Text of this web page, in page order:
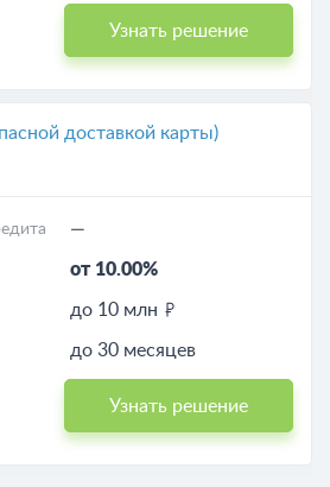
Узнать решение
доставкой карты)
—
от 10.00%
до 10 млн
до 30 месяцев
Узнать решение